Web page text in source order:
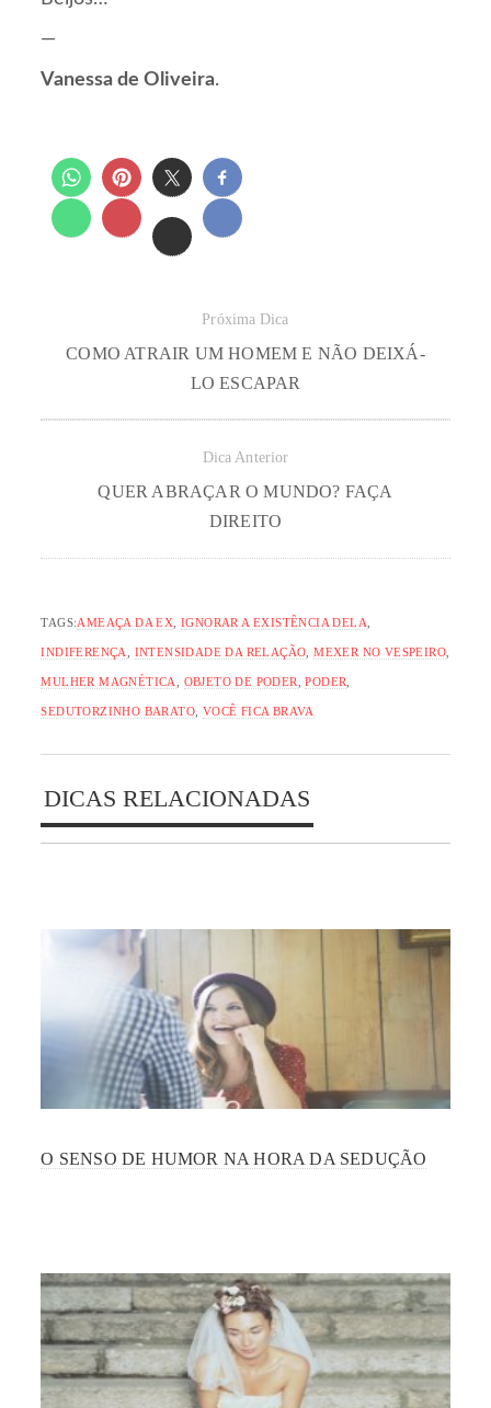
—
Vanessa de Oliveira.
Próxima Dica
COMO ATRAIR UM HOMEM E NÃO DEIXÁ-
LO ESCAPAR
Dica Anterior
QUER ABRAÇAR O MUNDO? FAÇA
DIREITO
TAGS:AMEAÇA DA EX ,IGNORAR A EXISTÊNCIA DELA
INDIFERENÇA INTENSIDADE DA RELAÇÃO ,MEXER NO VESPEIRO
MULHER MAGNÉTICA OBJETO DE PODER ,PODER
SEDUTORZINHO BARATO VOCÊ FICA BRAVA
DICAS RELACIONADAS
O SENSO DE HUMOR NA HORA DA SEDUÇÃO